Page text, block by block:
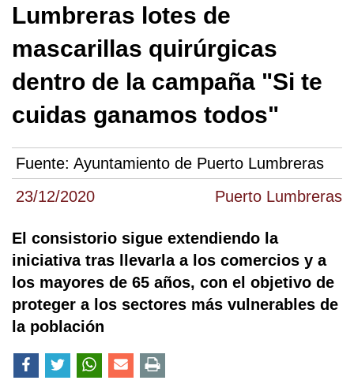
23/12/2020 Puerto Lumbreras
Lumbreras lotes de
mascarillas quirúrgicas
dentro de la campaña "Si te
cuidas ganamos todos"
Fuente: Ayuntamiento de Puerto Lumbreras
El consistorio sigue extendiendo la
iniciativa tras llevarla a los comercios y a
los mayores de 65 años, con el objetivo de
proteger a los sectores más vulnerables de
la población